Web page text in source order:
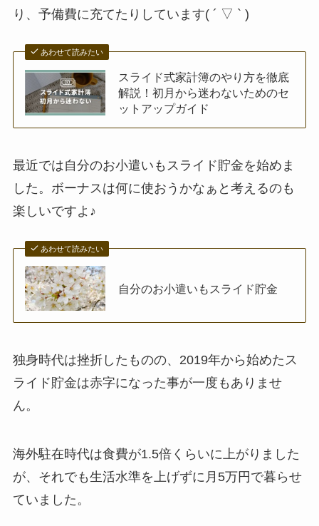
り、予備費に充てたりしています( ´ ▽ ` )
あわせて読みたい
スライド式家計簿のやり方を徹底
解説！初月から迷わないためのセ
ットアップガイド
最近では自分のお小遣いもスライド貯金を始めま
した。ボーナスは何に使おうかなぁと考えるのも
楽しいですよ♪
あわせて読みたい
自分のお小遣いもスライド貯金
独身時代は挫折したものの、2019年から始めたス
ライド貯金は赤字になった事が一度もありませ
ん。
海外駐在時代は食費が1.5倍くらいに上がりました
が、それでも生活水準を上げずに月5万円で暮らせ
ていました。